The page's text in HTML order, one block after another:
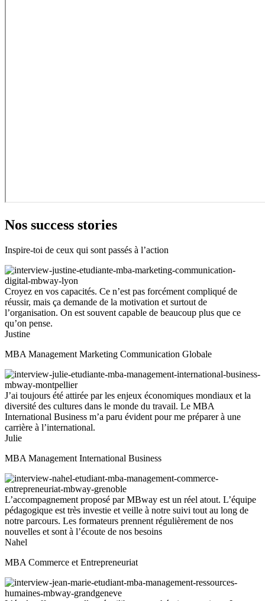
Nos success stories
Inspire-toi de ceux qui sont passés à l’action
Croyez en vos capacités. Ce n’est pas forcément compliqué de
réussir, mais ça demande de la motivation et surtout de
l’organisation. On est souvent capable de beaucoup plus que ce
qu’on pense.
Justine
MBA Management Marketing Communication Globale
J’ai toujours été attirée par les enjeux économiques mondiaux et la
diversité des cultures dans le monde du travail. Le MBA
International Business m’a paru évident pour me préparer à une
carrière à l’international.
Julie
MBA Management International Business
L’accompagnement proposé par MBway est un réel atout. L’équipe
pédagogique est très investie et veille à notre suivi tout au long de
notre parcours. Les formateurs prennent régulièrement de nos
nouvelles et sont à l’écoute de nos besoins
Nahel
MBA Commerce et Entrepreneuriat